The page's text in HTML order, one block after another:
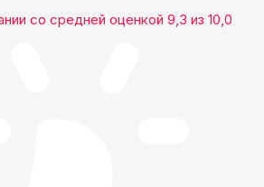
со средней оценкой 9,3 из 10,0